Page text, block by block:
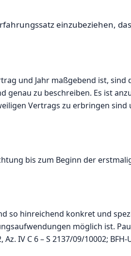
einzubeziehen,
und Jahr maßgebend ist, sind
zu beschreiben. Es ist
Vertrags zu erbringen sind
bis zum Beginn der
so hinreichend konkret und
möglich ist.
IV C 6 – S 2137/09/10002;